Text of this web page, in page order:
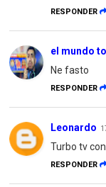
RESPONDER
el mundo
Ne fasto
RESPONDER
Leonardo
Turbo tv
RESPONDER